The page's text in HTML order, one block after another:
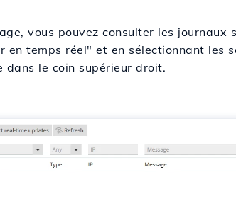
vous pouvez consulter les
en temps réel" et en sélectionnant les
dans le coin supérieur droit.